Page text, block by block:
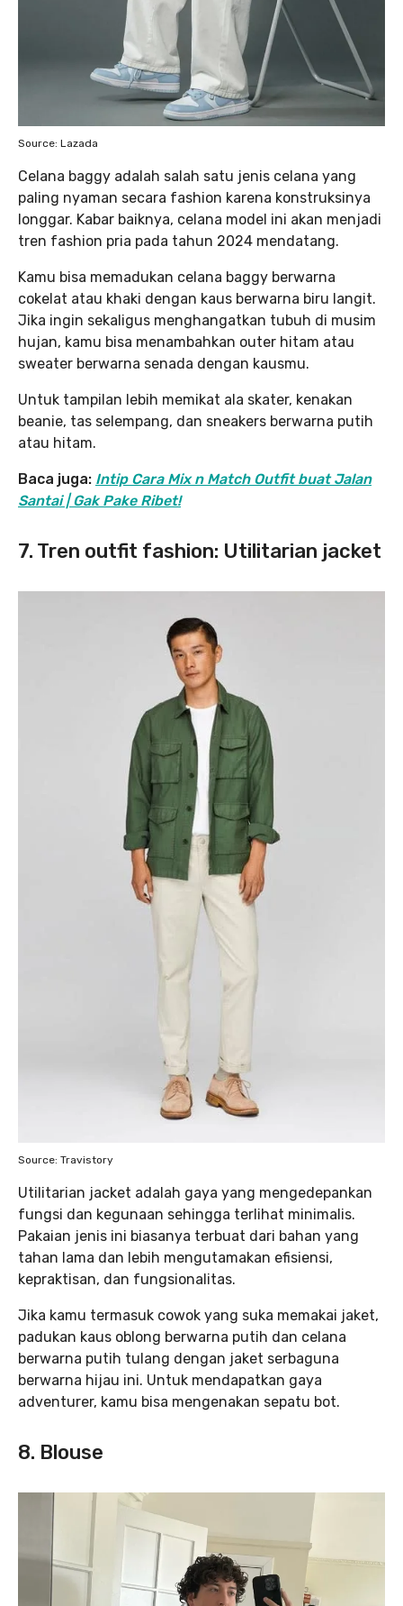
Source: Lazada
Celana baggy adalah salah satu jenis celana yang
paling nyaman secara fashion karena konstruksinya
longgar. Kabar baiknya, celana model ini akan menjadi
tren fashion pria pada tahun 2024 mendatang.
Kamu bisa memadukan celana baggy berwarna
cokelat atau khaki dengan kaus berwarna biru langit.
Jika ingin sekaligus menghangatkan tubuh di musim
hujan, kamu bisa menambahkan outer hitam atau
sweater berwarna senada dengan kausmu.
Untuk tampilan lebih memikat ala skater, kenakan
beanie, tas selempang, dan sneakers berwarna putih
atau hitam.
Baca juga: Intip Cara Mix n Match Outfit buat Jalan
Santai | Gak Pake Ribet!
7. Tren outfit fashion: Utilitarian jacket
Source: Travistory
Utilitarian jacket adalah gaya yang mengedepankan
fungsi dan kegunaan sehingga terlihat minimalis.
Pakaian jenis ini biasanya terbuat dari bahan yang
tahan lama dan lebih mengutamakan efisiensi,
kepraktisan, dan fungsionalitas.
Jika kamu termasuk cowok yang suka memakai jaket,
padukan kaus oblong berwarna putih dan celana
berwarna putih tulang dengan jaket serbaguna
berwarna hijau ini. Untuk mendapatkan gaya
adventurer, kamu bisa mengenakan sepatu bot.
8. Blouse